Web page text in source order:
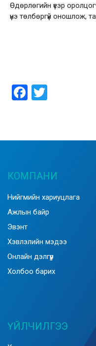
Өдөрлөгийн үеэр
үнэ төлбөргүй оношлож,
Facebook
КОМПАНИ
Нийгмийн хариуцлага
Ажлын байр
Эвэнт
Хэвлэлийн мэдээ
Онлайн дэлгүүр
Холбоо барих
ҮЙЛЧИЛГЭЭ